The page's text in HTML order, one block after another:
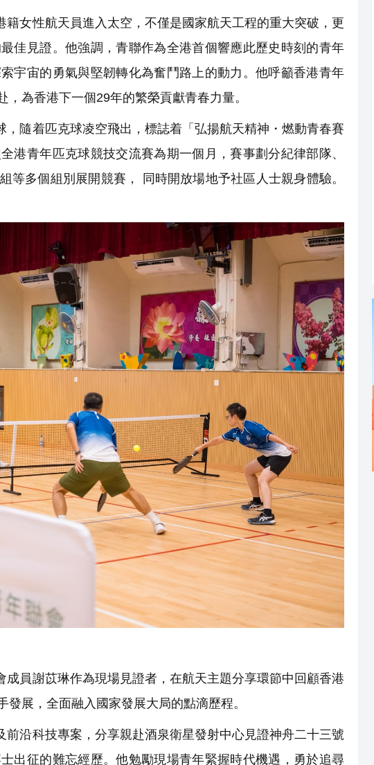
女性航天員進入太空，不僅是國家航天工程的重大突破，更
佳見證。他強調，青聯作為全港首個響應此歷史時刻的青年
宇宙的勇氣與堅韌轉化為奮鬥路上的動力。他呼籲香港青年
為香港下一個29年的繁榮貢獻青春力量。
隨着匹克球凌空飛出，標誌着「弘揚航天精神・燃動青春賽
港青年匹克球競技交流賽為期一個月，賽事劃分紀律部隊、
等多個組別展開競賽， 同時開放場地予社區人士親身體驗。
員謝苡琳作為現場見證者，在航天主題分享環節中回顧香港
展，全面融入國家發展大局的點滴歷程。
沿科技專案，分享親赴酒泉衛星發射中心見證神舟二十三號
出征的難忘經歷。他勉勵現場青年緊握時代機遇，勇於追尋